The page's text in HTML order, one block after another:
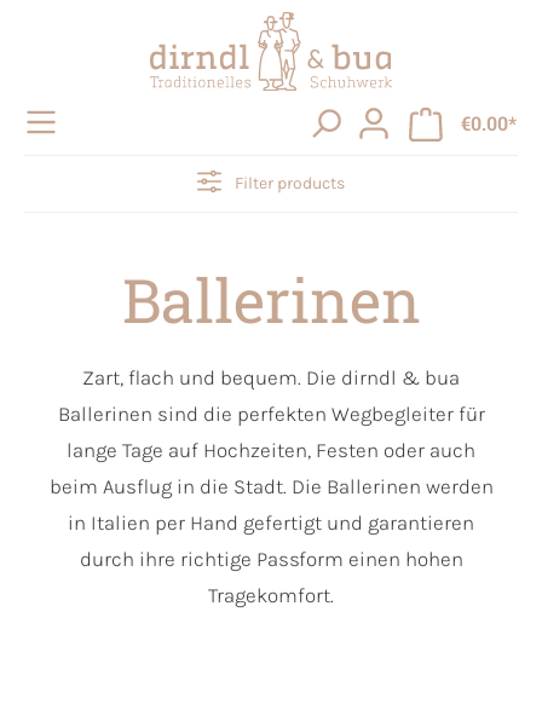
€0.00*
Filter products
Ballerinen
Zart, flach und bequem. Die dirndl & bua
Ballerinen sind die perfekten Wegbegleiter für
lange Tage auf Hochzeiten, Festen oder auch
beim Ausflug in die Stadt. Die Ballerinen werden
in Italien per Hand gefertigt und garantieren
durch ihre richtige Passform einen hohen
Tragekomfort.